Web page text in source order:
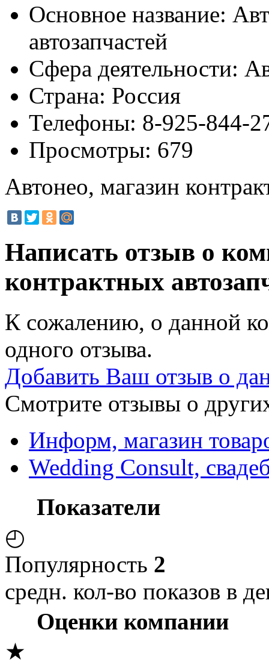
Основное название:
автозапчастей
Сфера деятельности:
Страна: Россия
Телефоны: 8-925-844-
Просмотры: 679
Автонео, магазин
Написать отзыв о
контрактных
К сожалению, о данной
одного отзыва.
Добавить Ваш отзыв о
Смотрите отзывы о
Информ, магазин
Wedding Consult,
Показатели
◴
Популярность 2
средн. кол-во показов в
Оценки компании
★